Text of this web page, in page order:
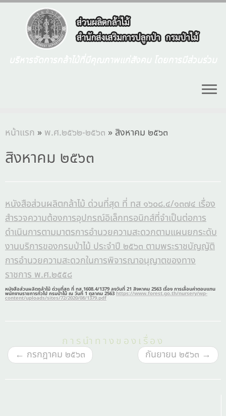
หน้าแรก » พ.ศ.๒๕๖๒-๒๕๖๓ » สิงหาคม ๒๕๖๓
สิงหาคม ๒๕๖๓
หนังสือส่วนผลิตกล้าไม้ ด่วนที่สุด ที่ ทส ๑๖๐๘.๔/๑๓๗๔ เรื่อง
สำรวจความต้องการอุปกรณ์อิเล็กทรอนิกส์ที่จำเป็นต่อการ
ดำเนินการตามมาตรการอำนวยความสะดวกตามแผนยกระดับ
งานบริการของกรมป่าไม้ ประจำปี ๒๕๖๓ ตามพระราชบัญญัติ
การอำนวยความสะดวกในการพิจารณาอนุญาตของทาง
ราชการ พ.ศ.๒๕๕๘
หนังสือส่วนผลิตกล้าไม้ ด่วนที่สุด ที่ ทส 1608.4/1379 ลงวันที่ 21 สิงหาคม 2563 เรื่อง การเลื่อนค่าตอบแทน
พนักงานราชการทั่วไป กรมป่าไม้ ณ วันที่ 1 ตุลาคม 2563 https://www.forest.go.th/nursery/wp-
content/uploads/sites/72/2020/08/1379.pdf
การนำทางของเรื่อง
← กรกฎาคม ๒๕๖๓ กันยายน ๒๕๖๓ →